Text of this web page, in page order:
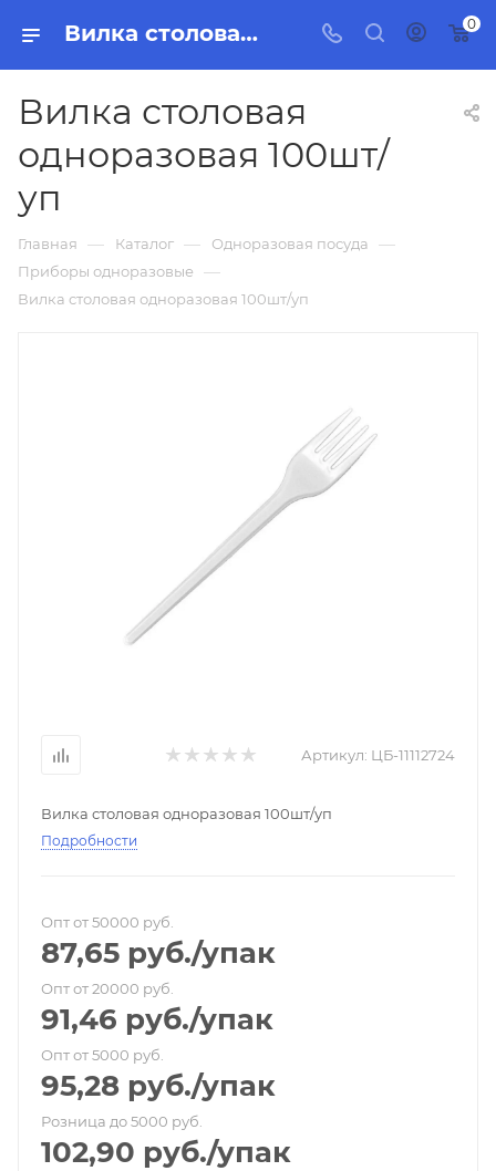
Вилка столовая одноразовая 100шт/уп, бытовая химия, товары для уборки для дома и офиса. 0
Вилка столовая
одноразовая 100шт/
уп
Главная — Каталог — Одноразовая посуда —
Приборы одноразовые —
Вилка столовая одноразовая 100шт/уп
Артикул: ЦБ-11112724
Вилка столовая одноразовая 100шт/уп
Подробности
Опт от 50000 руб.
87,65 руб./упак
Опт от 20000 руб.
91,46 руб./упак
Опт от 5000 руб.
95,28 руб./упак
Розница до 5000 руб.
102,90 руб./упак